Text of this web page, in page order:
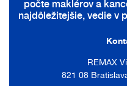
počte maklérov a
najdôležitejšie, vedie v
REMAX
821 08